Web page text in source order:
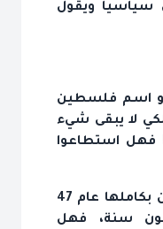
سياسياً ويقول
اسم فلسطين
لكي لا يبقى شيء
فهل استطاعوا
منذ أن احتلت أرض فلسطين بكاملها عام 47
سنة، فهل